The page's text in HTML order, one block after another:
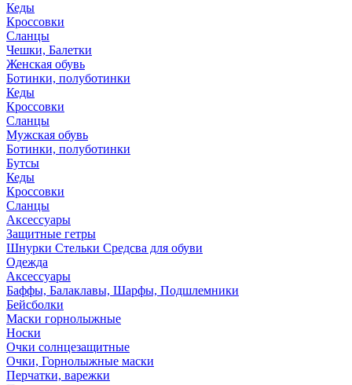
Кеды
Кроссовки
Сланцы
Чешки, Балетки
Женская обувь
Ботинки, полуботинки
Кеды
Кроссовки
Сланцы
Мужская обувь
Ботинки, полуботинки
Бутсы
Кеды
Кроссовки
Сланцы
Аксессуары
Защитные гетры
Шнурки Стельки Средсва для обуви
Одежда
Аксессуары
Баффы, Балаклавы, Шарфы, Подшлемники
Бейсболки
Маски горнолыжные
Носки
Очки солнцезащитные
Очки, Горнолыжные маски
Перчатки, варежки